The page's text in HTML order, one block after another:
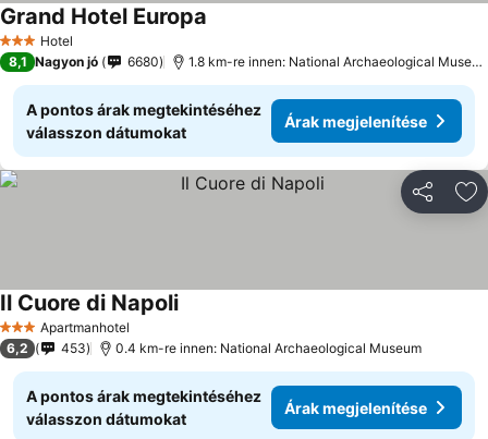
3 Kategória
Hotel
Grand Hotel Europa
8,1 Nagyon jó 6680 1.8 km-re innen: National Archaeological
A pontos árak megtekintéséhez
válasszon dátumokat
Árak megjelenítése
3 KategóriaApartmanhotel
Il Cuore di NapoliÁrak megjelenítése
6,2 453 0.4 km-re innen: National Archaeological Museum
A pontos árak megtekintéséhez
válasszon dátumokat
Árak megjelenítése